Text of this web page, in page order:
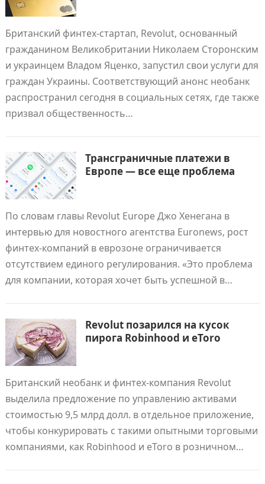
Британский финтех-стартап, Revolut, основанный
гражданином Великобритании Николаем Сторонским
и украинцем Владом Яценко, запустил свои услуги для
граждан Украины. Соответствующий анонс необанк
распространил сегодня в социальных сетях, где также
призвал общественность…
Трансграничные платежи в
Европе — все еще проблема
По словам главы Revolut Europe Джо Хенегана в
интервью для новостного агентства Euronews, рост
финтех-компаний в еврозоне ограничивается
отсутствием единого регулирования. «Это проблема
для компании, которая хочет быть успешной в…
Revolut позарился на кусок
пирога Robinhood и eToro
Британский необанк и финтех-компания Revolut
выделила предложение по управлению активами
стоимостью 9,5 млрд долл. в отдельное приложение,
чтобы конкурировать с такими опытными торговыми
компаниями, как Robinhood и eToro в розничном…